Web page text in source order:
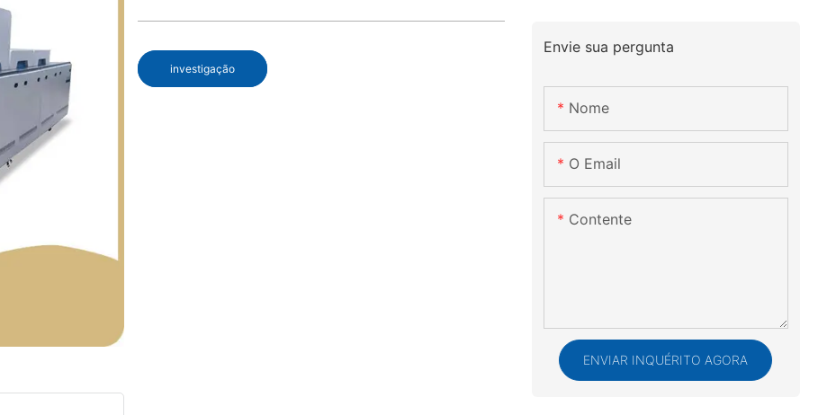
investigação
Envie sua pergunta
Nome
O Email
Contente
ENVIAR INQUÉRITO AGORA